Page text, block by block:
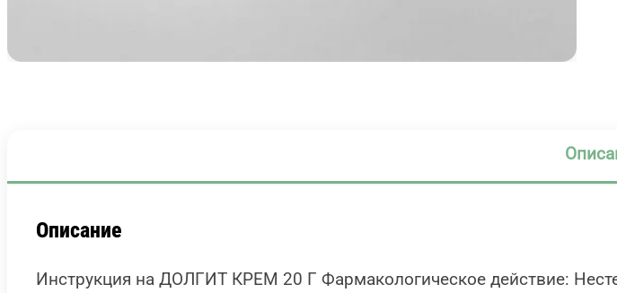
Описание
Инструкция на ДОЛГИТ КРЕМ 20 Г Фармакологическое действие: